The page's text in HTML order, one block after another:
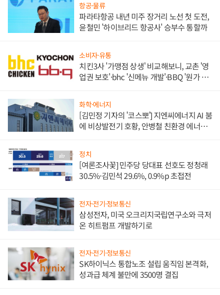
항공·물류
파라타항공 내년 미주 장거리 노선 첫 도전,
윤철민 '하이브리드 항공사' 승부수 통할까
소비자·유통
치킨3사 '가맹점 상생' 비교해보니, 교촌 '영
업권 보호'·bhc '신메뉴 개발'·BBQ '원가 부
화학·에너지
[김민정 기자의 '코스뽀'] 지엔씨에너지 AI 붐
에 비상발전기 호황, 안병철 친환경 에너지
정치
[여론조사꽃] 민주당 당대표 선호도 정청래
30.5%·김민석 29.6%, 0.9%p 초접전
전자·전기·정보통신
삼성전자, 미국 오크리지국립연구소와 극저
온 히트펌프 개발하기로
전자·전기·정보통신
SK하이닉스 통합노조 설립 움직임 본격화,
성과급 체계 불만에 3500명 결집